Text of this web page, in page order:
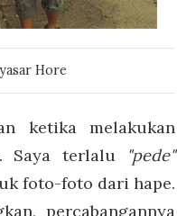
Hore
ketika melakukan
Saya terlalu
"pede"
foto-foto dari hape.
percabangannya